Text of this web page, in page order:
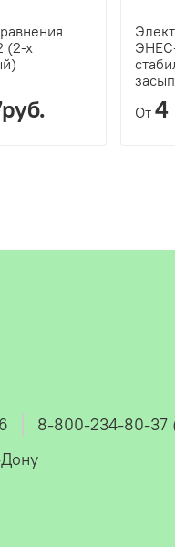
(2-х
От 4
8-800-234-80-37